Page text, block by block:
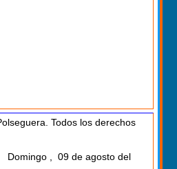
Todos los derechos
Domingo , 09 de agosto del